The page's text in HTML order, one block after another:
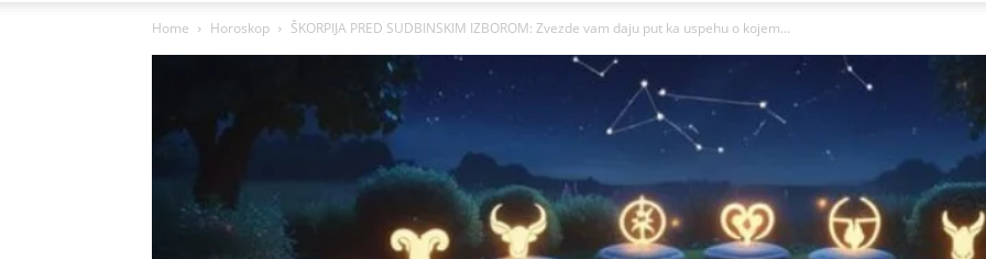
Home Horoskop ŠKORPIJA PRED SUDBINSKIM IZBOROM: Zvezde vam daju put ka uspehu o kojem...